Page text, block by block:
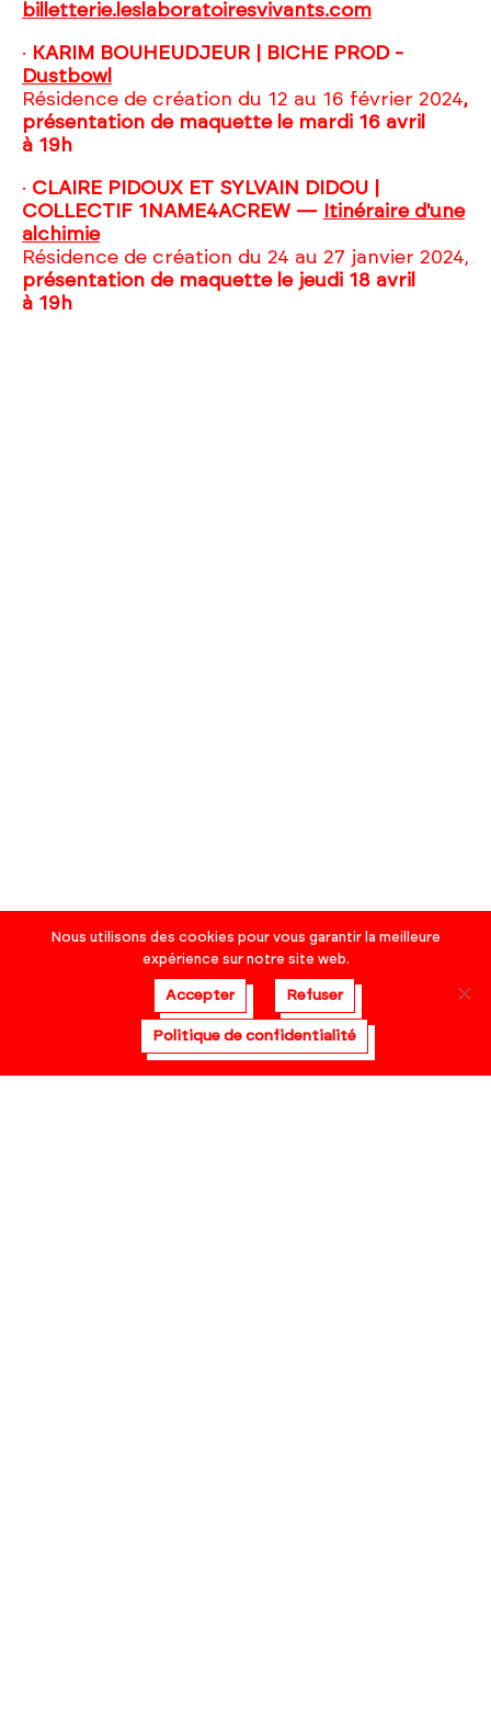
billetterie.leslaboratoiresvivants.com
· KARIM BOUHEUDJEUR | BICHE PROD -
Dustbowl
Résidence de création du 12 au 16 février 2024,
présentation de maquette le mardi 16 avril
à 19h
· CLAIRE PIDOUX ET SYLVAIN DIDOU |
COLLECTIF 1NAME4ACREW —
Itinéraire d'une
alchimie
Résidence de création du 24 au 27 janvier 2024,
présentation de maquette le jeudi 18 avril
à 19h
Nous utilisons des cookies pour vous garantir la meilleure
expérience sur notre site web.
Accepter Refuser
Politique de confidentialité